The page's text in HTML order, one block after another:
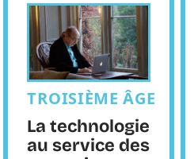
TROISIÈME ÂGE
La technologie
au service des